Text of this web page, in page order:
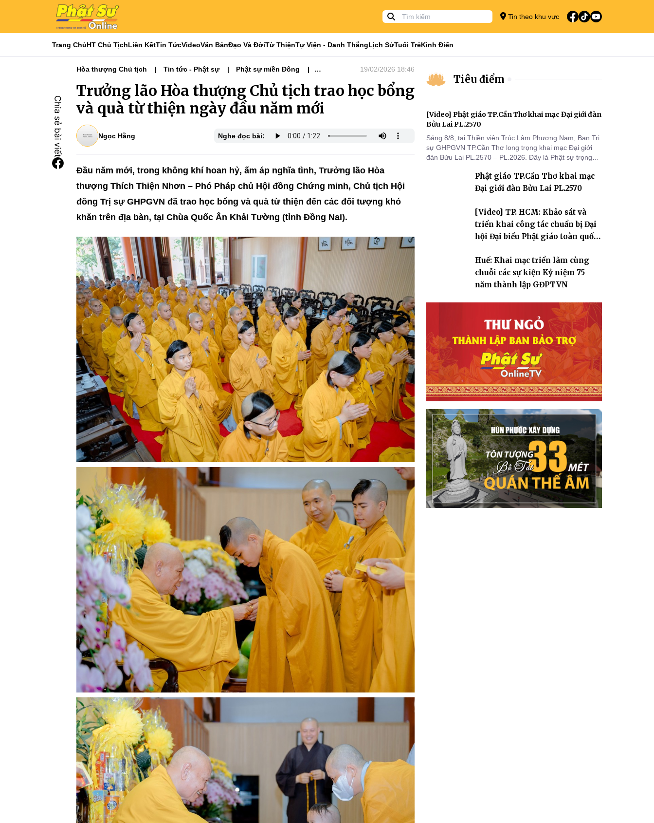
Tin theo khu vực
Trang ChủHT Chủ TịchLiên KếtTin TứcVideoVăn BảnĐạo Và ĐờiTừ ThiệnTự Viện - Danh ThắngLịch SửTuổi TrẻKinh Điển
Hòa thượng Chủ tịch Tin tức - Phật sự
Phật sự miền Đông
19/02/2026 18:46
Trưởng lão Hòa thượng Chủ tịch trao học bổng
và quà từ thiện ngày đầu năm mới
Ngọc Hằng Nghe đọc bài:
Đầu năm mới, trong không khí hoan hỷ, ấm áp nghĩa tình, Trưởng lão Hòa
thượng Thích Thiện Nhơn – Phó Pháp chủ Hội đồng Chứng minh, Chủ tịch Hội
đồng Trị sự GHPGVN đã trao học bổng và quà từ thiện đến các đối tượng khó
khăn trên địa bàn, tại Chùa Quốc Ân Khải Tường (tỉnh Đồng Nai).
Tiêu điểm
[Video] Phật giáo TP.Cần Thơ khai mạc Đại giới đàn
Bửu Lai PL.2570
Sáng 8/8, tại Thiền viện Trúc Lâm Phương Nam, Ban Trị
sự GHPGVN TP.Cần Thơ long trọng khai mạc Đại giới
đàn Bửu Lai PL.2570 – PL.2026. Đây là Phật sự trọng
của Đại hội Phật giáo thành phố lần thứ I, thể hiện sự
quan tâm đối với công tác truyền giới, đào tạo Tăng tài
Phật giáo TP.Cần Thơ khai mạc
Đại giới đàn Bửu Lai PL.2570
[Video] TP. HCM: Khảo sát và
triển khai công tác chuẩn bị Đại
hội Đại biểu Phật giáo toàn quốc
Huế: Khai mạc triển lãm cùng
chuỗi các sự kiện Kỷ niệm 75
năm thành lập GĐPTVN